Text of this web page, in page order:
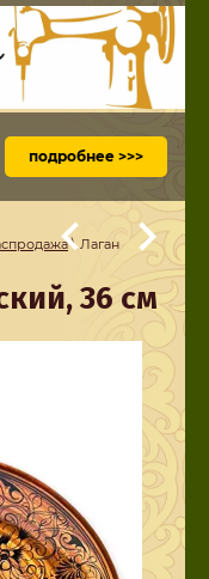
подробнее >>>
\ Лаган
36 см